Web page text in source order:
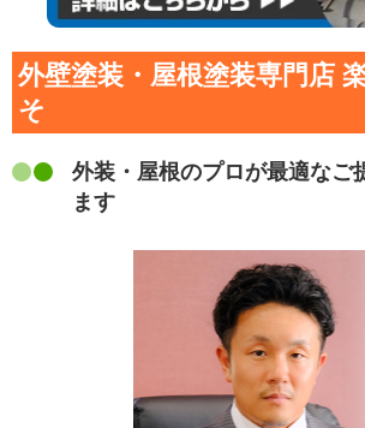
外壁塗装・屋根塗装専門店
そ
外装・屋根のプロが最適なご
ます